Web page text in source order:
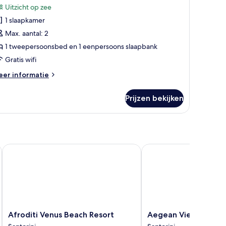
Uitzicht op zee
1 slaapkamer
Max. aantal: 2
1 tweepersoonsbed en 1 eenpersoons slaapbank
Gratis wifi
informatie
Prijzen bekijken
Afroditi
Venus
Afroditi Venus Beach Resort
Afroditi Venus Beach Resort
Aegean
View
Aegean View Hotel
Aegean View Hotel